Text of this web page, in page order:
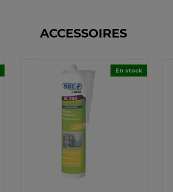
ACCESSOIRES
En stock